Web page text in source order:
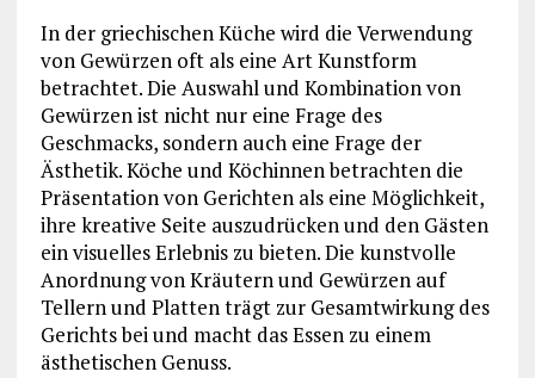
In der griechischen Küche wird die Verwendung
von Gewürzen oft als eine Art Kunstform
betrachtet. Die Auswahl und Kombination von
Gewürzen ist nicht nur eine Frage des
Geschmacks, sondern auch eine Frage der
Ästhetik. Köche und Köchinnen betrachten die
Präsentation von Gerichten als eine Möglichkeit,
ihre kreative Seite auszudrücken und den Gästen
ein visuelles Erlebnis zu bieten. Die kunstvolle
Anordnung von Kräutern und Gewürzen auf
Tellern und Platten trägt zur Gesamtwirkung des
Gerichts bei und macht das Essen zu einem
ästhetischen Genuss.